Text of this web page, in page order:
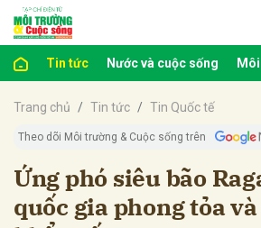
Tin tức Nước và cuộc sống
Trang chủ Tin tức Tin Quốc tế
Theo dõi Môi trường & Cuộc sống trên
Ứng phó siêu bão
quốc gia phong tỏa